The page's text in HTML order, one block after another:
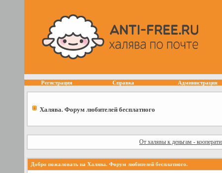
Регистрация Справка Администрация
Халява. Форум любителей бесплатного
От халявы к деньгам -
Добро пожаловать на Халява. Форум любителей бесплатного.